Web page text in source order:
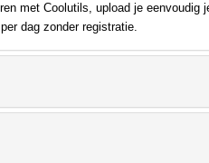
met Coolutils, upload je
dag zonder registratie.